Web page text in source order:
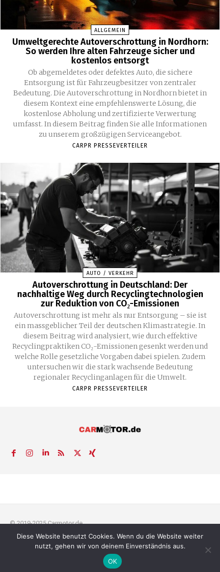
ALLGEMEIN
Umweltgerechte Autoverschrottung in Nordhorn:
So werden Ihre alten Fahrzeuge sicher und
kostenlos entsorgt
Ob abgemeldetes oder defektes Auto, die sichere
Entsorgung ist für Fahrzeugbesitzer von zentraler
Bedeutung. Die Autoverschrottung in Nordhorn bietet in
diesem Kontext eine empfehlenswerte Lösung, die
kostenlose Abholung und zertifizierte Verwertung
umfasst. In diesem Beitrag finden Sie alle Informationen
zu unserem großzügigen Serviceangebot.
CARPR PRESSEVERTEILER
AUTO / VERKEHR
Autoverschrottung in Deutschland: Der
nachhaltige Weg durch Recyclingtechnologien
zur Reduktion von CO₂-Emissionen
Autoverschrottung ist mehr als nur Entsorgung – sie ist
ein massgeblicher Teil der deutschen Klimastrategie. In
diesem Beitrag wird analysiert, wie durch effektive
Recyclingpraktiken CO₂-Emissionen gesenkt werden und
welche Rolle gesetzliche Vorgaben dabei spielen. Zudem
untersuchen wir die stark wachsende Bedeutung
regionaler Recyclinganlagen für die Umwelt.
CARPR PRESSEVERTEILER
© 2019-2025 Carmotor.de
AGB Datenschutzerklärung FAQ Kontakt Impressum
News
Pressemitteilung veröffentlichen
Diese Website benutzt Cookies. Wenn du die Website weiter
nutzt, gehen wir von deinem Einverständnis aus.
OK